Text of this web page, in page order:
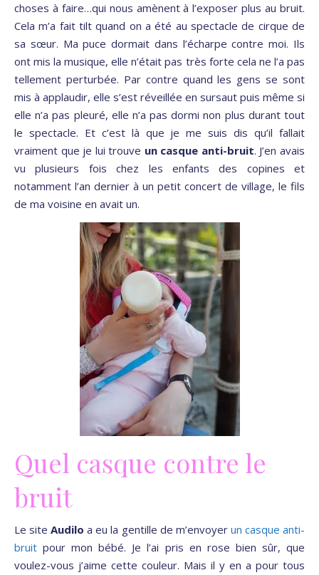
choses à faire…qui nous amènent à l’exposer plus au bruit.
Cela m’a fait tilt quand on a été au spectacle de cirque de
sa sœur. Ma puce dormait dans l’écharpe contre moi. Ils
ont mis la musique, elle n’était pas très forte cela ne l’a pas
tellement perturbée. Par contre quand les gens se sont
mis à applaudir, elle s’est réveillée en sursaut puis même si
elle n’a pas pleuré, elle n’a pas dormi non plus durant tout
le spectacle. Et c’est là que je me suis dis qu’il fallait
vraiment que je lui trouve un casque anti-bruit. J’en avais
vu plusieurs fois chez les enfants des copines et
notamment l’an dernier à un petit concert de village, le fils
de ma voisine en avait un.
Quel casque contre le
bruit
Le siteAudilo a eu la gentille de m’envoyer un casque anti-
bruit pour mon bébé. Je l’ai pris en rose bien sûr, que
voulez-vous j’aime cette couleur. Mais il y en a pour tous